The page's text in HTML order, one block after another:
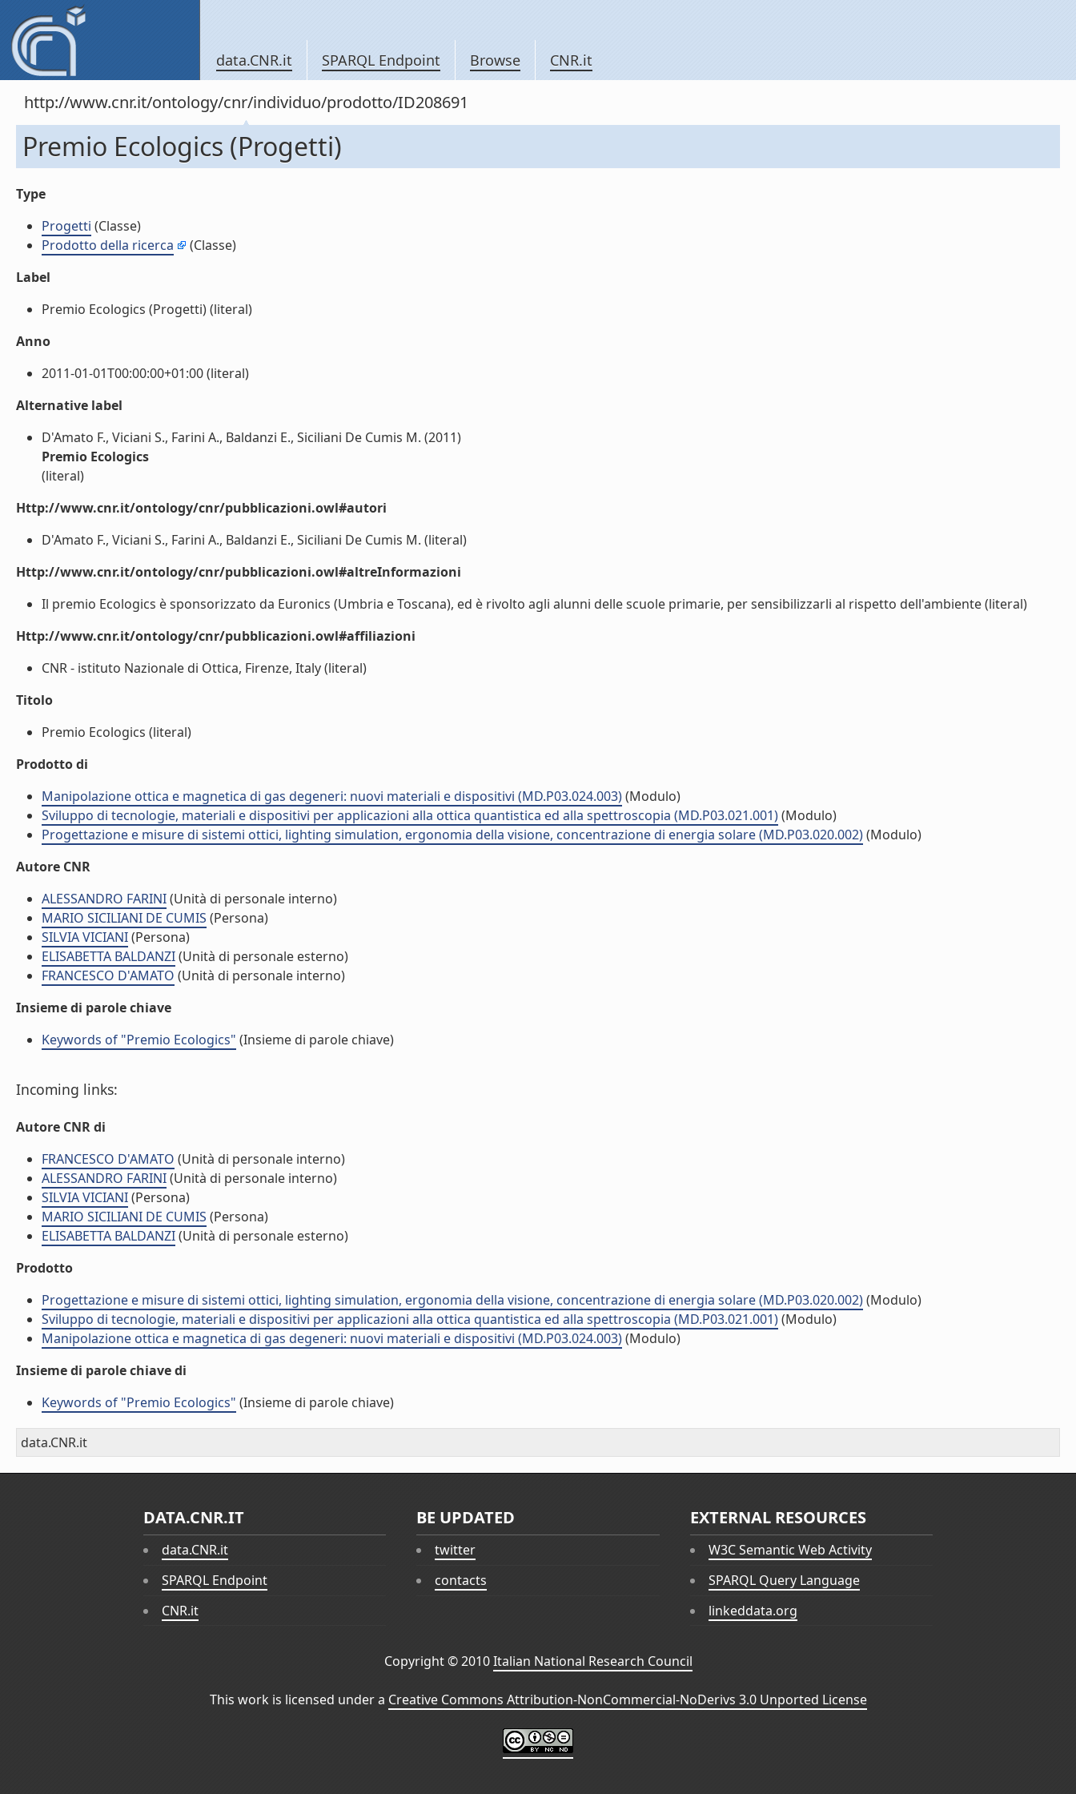
data.CNR.it SPARQL Endpoint Browse CNR.it
http://www.cnr.it/ontology/cnr/individuo/prodotto/ID208691
Premio Ecologics (Progetti)
Type
Progetti (Classe)
Prodotto della ricerca
(Classe)
Label
Premio Ecologics (Progetti) (literal)
Anno
2011-01-01T00:00:00+01:00 (literal)
Alternative label
D'Amato F., Viciani S., Farini A., Baldanzi E., Siciliani De Cumis M. (2011)
Premio Ecologics
(literal)
Http://www.cnr.it/ontology/cnr/pubblicazioni.owl#autori
D'Amato F., Viciani S., Farini A., Baldanzi E., Siciliani De Cumis M. (literal)
Http://www.cnr.it/ontology/cnr/pubblicazioni.owl#altreInformazioni
Il premio Ecologics è sponsorizzato da Euronics (Umbria e Toscana), ed è rivolto agli alunni delle scuole primarie, per sensibilizzarli al rispetto dell'ambiente (literal)
Http://www.cnr.it/ontology/cnr/pubblicazioni.owl#affiliazioni
CNR - istituto Nazionale di Ottica, Firenze, Italy (literal)
Titolo
Premio Ecologics (literal)
Prodotto di
Manipolazione ottica e magnetica di gas degeneri: nuovi materiali e dispositivi (MD.P03.024.003)(Modulo)
Sviluppo di tecnologie, materiali e dispositivi per applicazioni alla ottica quantistica ed alla spettroscopia (MD.P03.021.001)(Modulo)
Progettazione e misure di sistemi ottici, lighting simulation, ergonomia della visione, concentrazione di energia solare (MD.P03.020.002)(Modulo)
Autore CNR
ALESSANDRO FARINI(Unità di personale interno)
MARIO SICILIANI DE CUMIS (Persona)
SILVIA VICIANI(Persona)
ELISABETTA BALDANZI(Unità di personale esterno)
FRANCESCO D'AMATO (Unità di personale interno)
Insieme di parole chiave
Keywords of "Premio Ecologics" (Insieme di parole chiave)
Incoming links:
Autore CNR di
FRANCESCO D'AMATO (Unità di personale interno)
ALESSANDRO FARINI(Unità di personale interno)
SILVIA VICIANI(Persona)
MARIO SICILIANI DE CUMIS (Persona)
ELISABETTA BALDANZI(Unità di personale esterno)
Prodotto
Progettazione e misure di sistemi ottici, lighting simulation, ergonomia della visione, concentrazione di energia solare (MD.P03.020.002)(Modulo)
Sviluppo di tecnologie, materiali e dispositivi per applicazioni alla ottica quantistica ed alla spettroscopia (MD.P03.021.001)(Modulo)
Manipolazione ottica e magnetica di gas degeneri: nuovi materiali e dispositivi (MD.P03.024.003)(Modulo)
Insieme di parole chiave di
Keywords of "Premio Ecologics" (Insieme di parole chiave)
data.CNR.it
DATA.CNR.IT
data.CNR.it
SPARQL Endpoint
CNR.it
BE UPDATED
twitter
contacts
EXTERNAL RESOURCES
W3C Semantic Web Activity
SPARQL Query Language
linkeddata.org
Copyright © 2010Italian National Research Council
This work is licensed under a Creative Commons Attribution-NonCommercial-NoDerivs 3.0 Unported License